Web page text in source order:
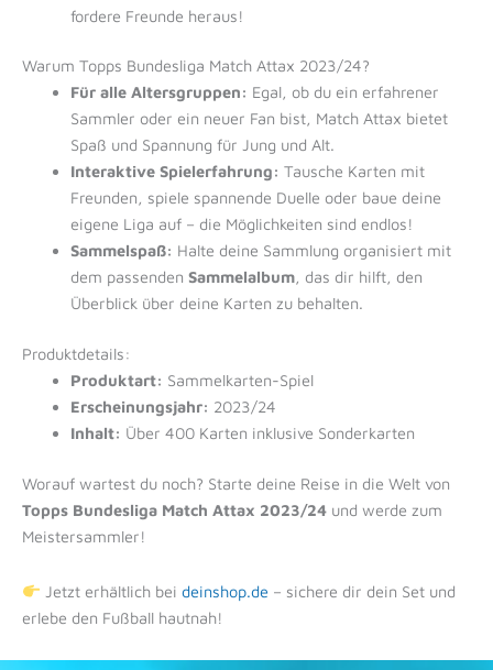
fordere Freunde heraus!
Warum Topps Bundesliga Match Attax 2023/24?
Für alle Altersgruppen: Egal, ob du ein erfahrener
Sammler oder ein neuer Fan bist, Match Attax bietet
Spaß und Spannung für Jung und Alt.
Interaktive Spielerfahrung: Tausche Karten mit
Freunden, spiele spannende Duelle oder baue deine
eigene Liga auf – die Möglichkeiten sind endlos!
Sammelspaß: Halte deine Sammlung organisiert mit
dem passenden Sammelalbum, das dir hilft, den
Überblick über deine Karten zu behalten.
Produktdetails:
Produktart: Sammelkarten-Spiel
Erscheinungsjahr: 2023/24
Inhalt: Über 400 Karten inklusive Sonderkarten
Worauf wartest du noch? Starte deine Reise in die Welt von
Topps Bundesliga Match Attax 2023/24 und werde zum
Meistersammler!
Jetzt erhältlich bei deinshop.de – sichere dir dein Set und
erlebe den Fußball hautnah!